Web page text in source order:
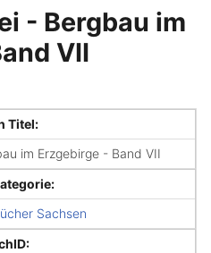
- Bergbau im
VII
Titel:
im Erzgebirge - Band VII
Sachsen